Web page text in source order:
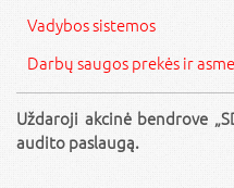
Vadybos sistemos
Darbų saugos prekės ir
Uždaroji akcinė bendrove
audito paslaugą.